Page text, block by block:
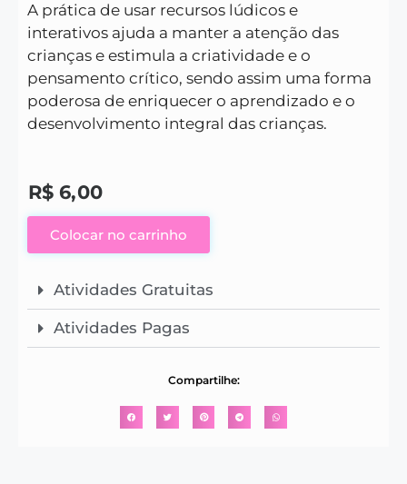
A prática de usar recursos lúdicos e
interativos ajuda a manter a atenção das
crianças e estimula a criatividade e o
pensamento crítico, sendo assim uma forma
poderosa de enriquecer o aprendizado e o
desenvolvimento integral das crianças.
R$ 6,00
Colocar no carrinho
Atividades Gratuitas
Atividades Pagas
Compartilhe: